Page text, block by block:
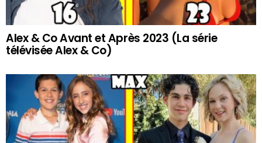
Alex & Co Avant et Après 2023 (La série
télévisée Alex & Co)